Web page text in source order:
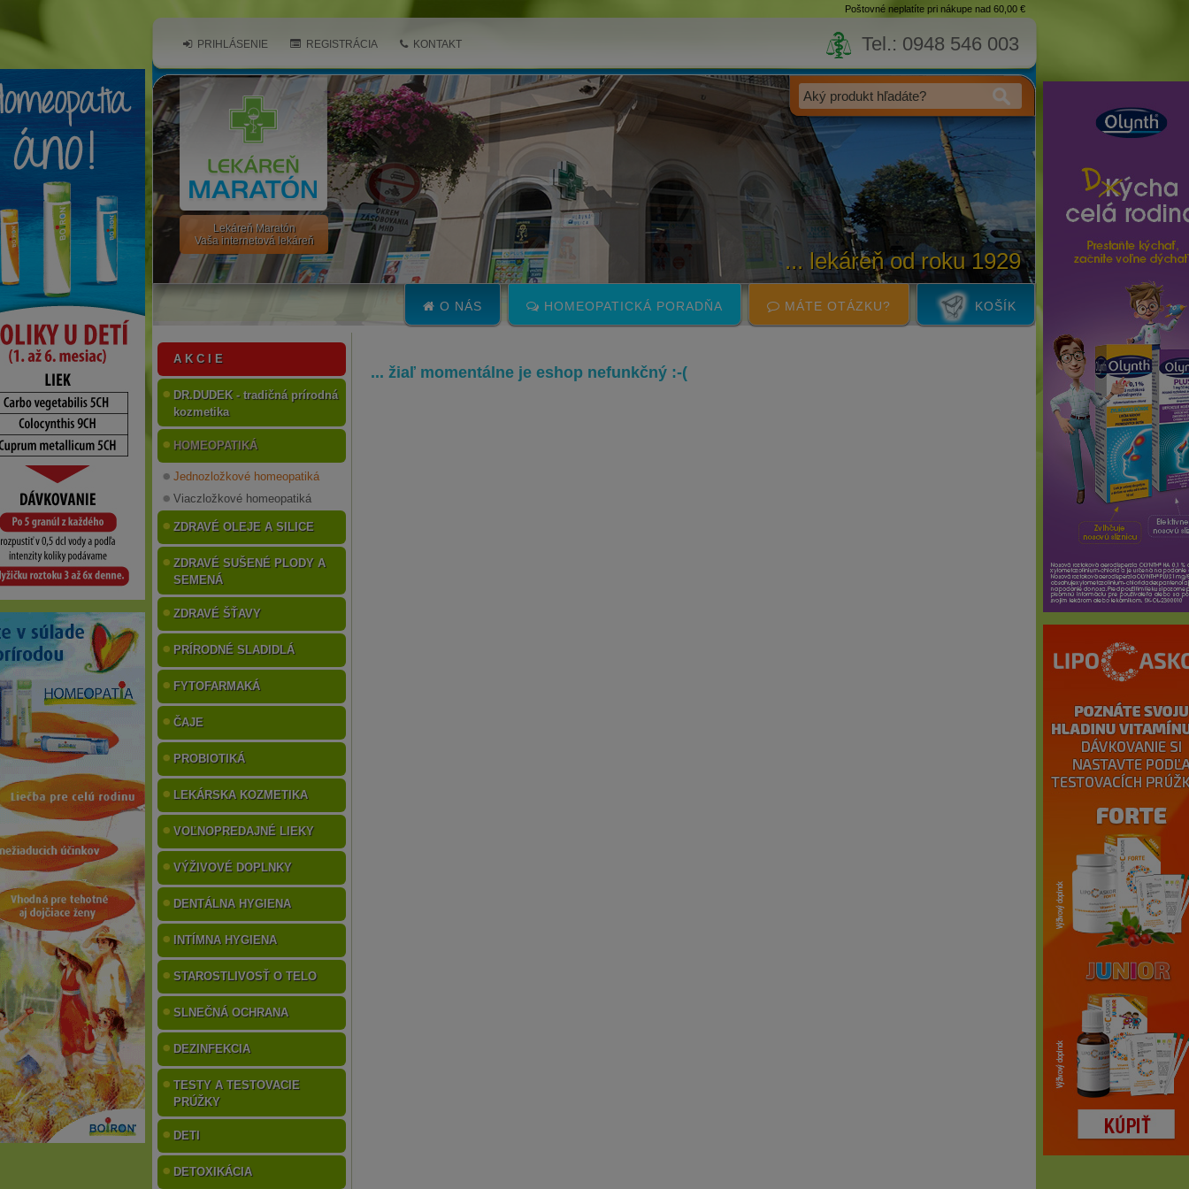
Lekáreň Maratón
Vaša internetová lekáreň
PRIHLÁSENIE REGISTRÁCIA KONTAKT
KOŠÍK
MÁTE OTÁZKU?
HOMEOPATICKÁ PORADŇA
O NÁS
Poštovné neplatíte pri nákupe nad 60,00 €
A K C I E
DR.DUDEK - tradičná prírodná
kozmetika
HOMEOPATIKÁ
Jednozložkové homeopatiká
Viaczložkové homeopatiká
ZDRAVÉ OLEJE A SILICE
ZDRAVÉ SUŠENÉ PLODY A
SEMENÁ
ZDRAVÉ ŠŤAVY
PRÍRODNÉ SLADIDLÁ
FYTOFARMAKÁ
ČAJE
PROBIOTIKÁ
LEKÁRSKA KOZMETIKA
VOĽNOPREDAJNÉ LIEKY
VÝŽIVOVÉ DOPLNKY
DENTÁLNA HYGIENA
INTÍMNA HYGIENA
STAROSTLIVOSŤ O TELO
SLNEČNÁ OCHRANA
DEZINFEKCIA
TESTY A TESTOVACIE
PRÚŽKY
DETI
DETOXIKÁCIA
... žiaľ momentálne je eshop nefunkčný :-(
Tel.: 0948 546 003
... lekáreň od roku 1929